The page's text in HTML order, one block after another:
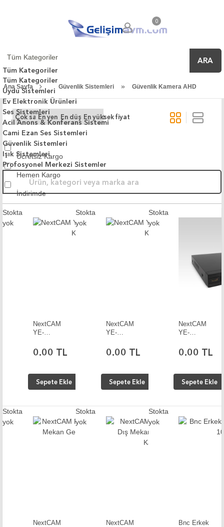
Tüm Kategoriler
Tüm Kategoriler
Uydu Sistemleri
Ev Elektronik Ürünleri
Ses Sistemleri
Acil Anons & Konferans Sistemi
Cami Ezan Ses Sistemleri
Güvenlik Sistemleri
Işık Sistemleri
Profosyonel Merkezi Sistemler
ARA
0
Ana Sayfa Güvenlik Sistemleri » Güvenlik Kamera AHD
Çok satanlar
En yenilerEn düşük fiyatEn yüksek fiyat
Ücretsiz Kargo
Hemen Kargo
İndirimde
Stokta
yok
NextCAM
YE-
DVR 4
KANAL
0.00 TL
Sepete Ekle
Stokta
yok
NextCAM
YE-
DVR 8
KANAL
0.00 TL
Sepete Ekle
Stokta
yok
NextCAM
YE-
DVR 16
KANAL
0.00 TL
Sepete Ekle
Stokta
yok
NextCAM
Stokta
yok
NextCAM
Stokta
yok
Bnc Erkek